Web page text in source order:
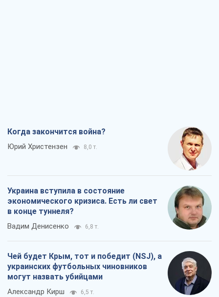
Когда закончится война?
Юрий Христензен 8,0 т.
Украина вступила в состояние
экономического кризиса. Есть ли свет
в конце туннеля?
Вадим Денисенко 6,8 т.
Чей будет Крым, тот и победит (NSJ), а
украинских футбольных чиновников
могут назвать убийцами
Александр Кирш 6,5 т.